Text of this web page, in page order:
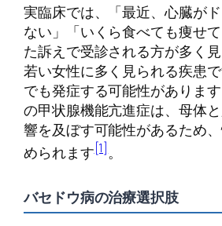
実臨床では、「最近、心臓が
ない」「いくら食べても痩せ
た訴えで受診される方が多く
若い女性に多く見られる疾患
でも発症する可能性がありま
の甲状腺機能亢進症は、母体
響を及ぼす可能性があるため
められます[1]。
バセドウ病の治療選択肢